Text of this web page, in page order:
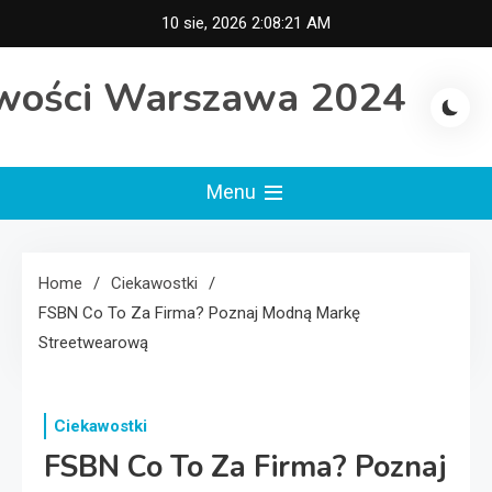
to
10 sie, 2026 2:08:22 AM
Warszawa 2024
Menu
Home
Ciekawostki
FSBN Co To Za Firma? Poznaj Modną Markę
Streetwearową
Ciekawostki
FSBN Co To Za Firma? Poznaj